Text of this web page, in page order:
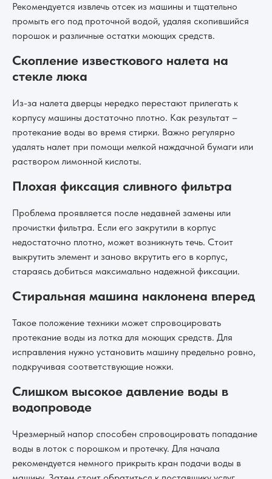
Рекомендуется извлечь отсек из машины и тщательно
промыть его под проточной водой, удаляя скопившийся
порошок и различные остатки моющих средств.
Скопление известкового налета на
стекле люка
Из-за налета дверцы нередко перестают прилегать к
корпусу машины достаточно плотно. Как результат –
протекание воды во время стирки. Важно регулярно
удалять налет при помощи мелкой наждачной бумаги или
раствором лимонной кислоты.
Плохая фиксация сливного фильтра
Проблема проявляется после недавней замены или
прочистки фильтра. Если его закрутили в корпус
недостаточно плотно, может возникнуть течь. Стоит
выкрутить элемент и заново вкрутить его в корпус,
стараясь добиться максимально надежной фиксации.
Стиральная машина наклонена вперед
Такое положение техники может спровоцировать
протекание воды из лотка для моющих средств. Для
исправления нужно установить машину предельно ровно,
подкручивая соответствующие ножки.
Слишком высокое давление воды в
водопроводе
Чрезмерный напор способен спровоцировать попадание
воды в лоток с порошком и протечку. Для начала
рекомендуется немного прикрыть кран подачи воды в